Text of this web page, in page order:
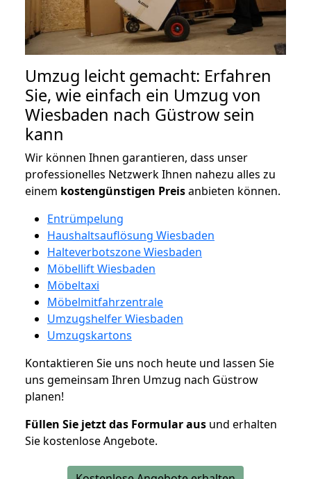
Umzug leicht gemacht: Erfahren
Sie, wie einfach ein Umzug von
Wiesbaden nach Güstrow sein
kann
Wir können Ihnen garantieren, dass unser
professionelles Netzwerk Ihnen nahezu alles zu
einem kostengünstigen Preisanbieten können.
Entrümpelung
Haushaltsauflösung Wiesbaden
Halteverbotszone Wiesbaden
Möbellift Wiesbaden
Möbeltaxi
Möbelmitfahrzentrale
Umzugshelfer Wiesbaden
Umzugskartons
Kontaktieren Sie uns noch heute und lassen Sie
uns gemeinsam Ihren Umzug nach Güstrow
planen!
Füllen Sie jetzt das Formular aus und erhalten
Sie kostenlose Angebote.